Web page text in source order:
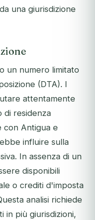
una giurisdizione
un numero limitato
(DTA). I
attentamente
di residenza
con Antigua e
influire sulla
In assenza di un
disponibili
o crediti d'imposta
analisi richiede
in più giurisdizioni,